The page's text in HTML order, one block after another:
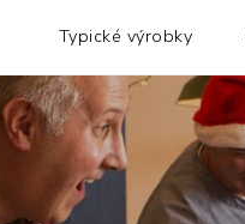
Typické výrobky